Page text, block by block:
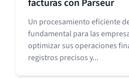
facturas con Parseur
Un procesamiento eficiente
fundamental para las
optimizar sus operaciones
registros precisos y...